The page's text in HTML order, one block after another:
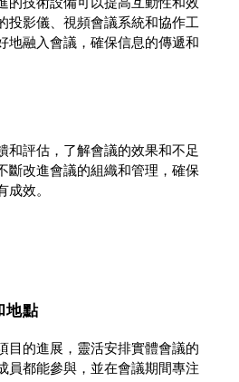
投影儀、視頻會議系統和協作工
地融入會議，確保信息的傳遞和
和評估，了解會議的效果和不足
斷改進會議的組織和管理，確保
成效。
地點
目的進展，靈活安排實體會議的
員都能參與，並在會議期間專注